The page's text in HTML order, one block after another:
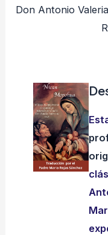
Don Antonio